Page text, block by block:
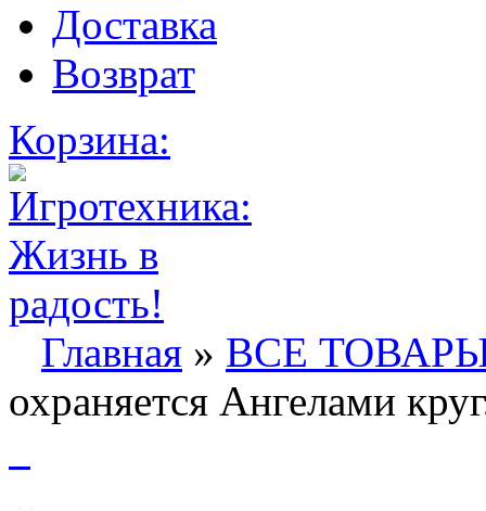
Доставка
Возврат
Корзина:
Главная » ВСЕ
охраняется Ангелами